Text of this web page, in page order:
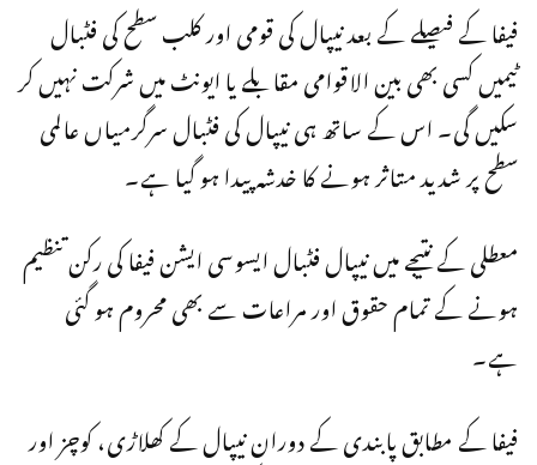
فیفا کے فیصلے کے بعد نیپال کی قومی اور کلب سطح کی فٹبال
ٹیمیں کسی بھی بین الاقوامی مقابلے یا ایونٹ میں شرکت نہیں کر
سکیں گی۔ اس کے ساتھ ہی نیپال کی فٹبال سرگرمیاں عالمی
سطح پر شدید متاثر ہونے کا خدشہ پیدا ہو گیا ہے۔
معطلی کے نتیجے میں نیپال فٹبال ایسوسی ایشن فیفا کی رکن تنظیم
ہونے کے تمام حقوق اور مراعات سے بھی محروم ہو گئی
ہے۔
فیفا کے مطابق پابندی کے دوران نیپال کے کھلاڑی، کوچز اور